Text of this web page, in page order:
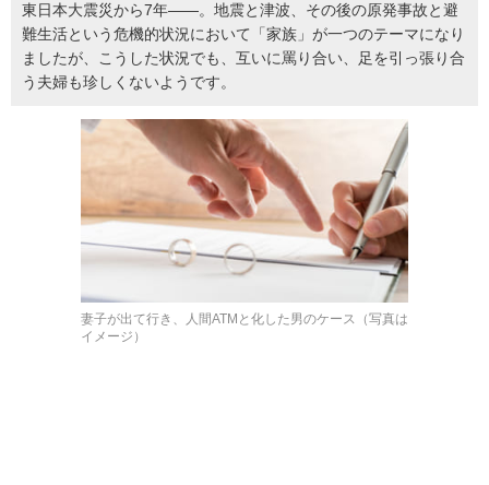
東日本大震災から7年――。地震と津波、その後の原発事故と避
難生活という危機的状況において「家族」が一つのテーマになり
ましたが、こうした状況でも、互いに罵り合い、足を引っ張り合
う夫婦も珍しくないようです。
妻子が出て行き、人間ATMと化した男のケース（写真は
イメージ）